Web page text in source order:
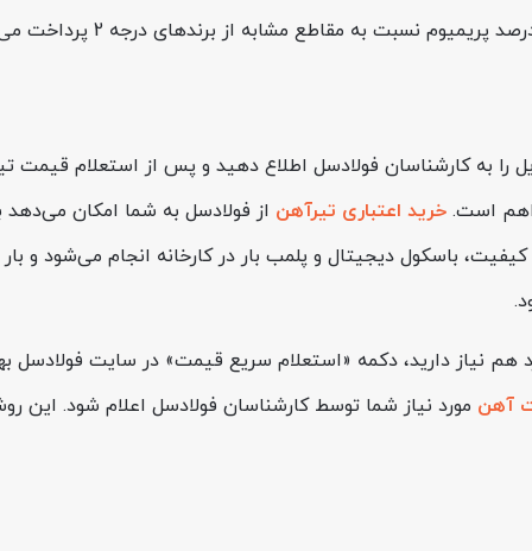
خرید اعتباری تیرآهن از فولادسل به شما امکان
باسکول دیجیتال و پلمب بار در کارخانه انجام می‌شود و
هم نیاز دارید، دکمه «استعلام سریع قیمت» در سایت
آهن مورد نیاز شما توسط کارشناسان فولادسل اعلام شود. این